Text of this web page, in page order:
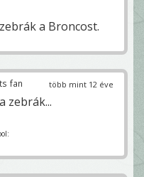
a Broncost.
több mint 12 éve
fan
zebrák...